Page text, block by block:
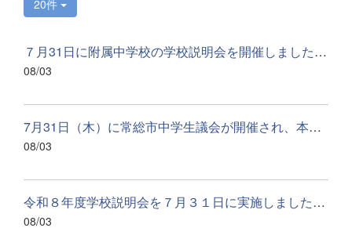
20件
７月31日に附属中学校の学校説明会を開催しました。当日は800名近...
08/03
7月31日（木）に常総市中学生議会が開催され、本校からは4名の生...
08/03
令和８年度学校説明会を７月３１日に実施しました。多くの小学生...
08/03